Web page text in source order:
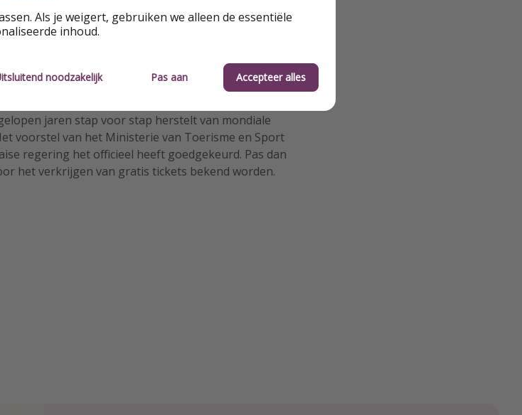
in aanmerking voor een gratis retourticket voor een
nadat de campagne officieel is gestart. Het
Lion Air en Thai Vietjet.
jaren stap voor stap herstelt van mondiale
voorstel van het Ministerie van Toerisme en Sport
regering het officieel heeft goedgekeurd. Pas dan
het verkrijgen van gratis tickets bekend worden.
Als je weigert, gebruiken we alleen de essentiële
inhoud.
noodzakelijk Pas aan Accepteer alles